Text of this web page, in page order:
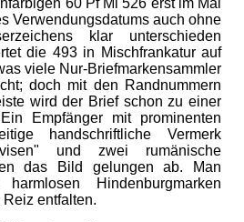
60 Pf Mi 526 erst im Mai
Verwendungsdatums auch ohne
klar unterschieden
die 493 in Mischfrankatur auf
viele Nur-Briefmarkensammler
doch mit den Randnummern
wird der Brief schon zu einer
Empfänger mit prominenten
handschriftliche Vermerk
und zwei rumänische
das Bild gelungen ab. Man
Hindenburgmarken
entfalten.